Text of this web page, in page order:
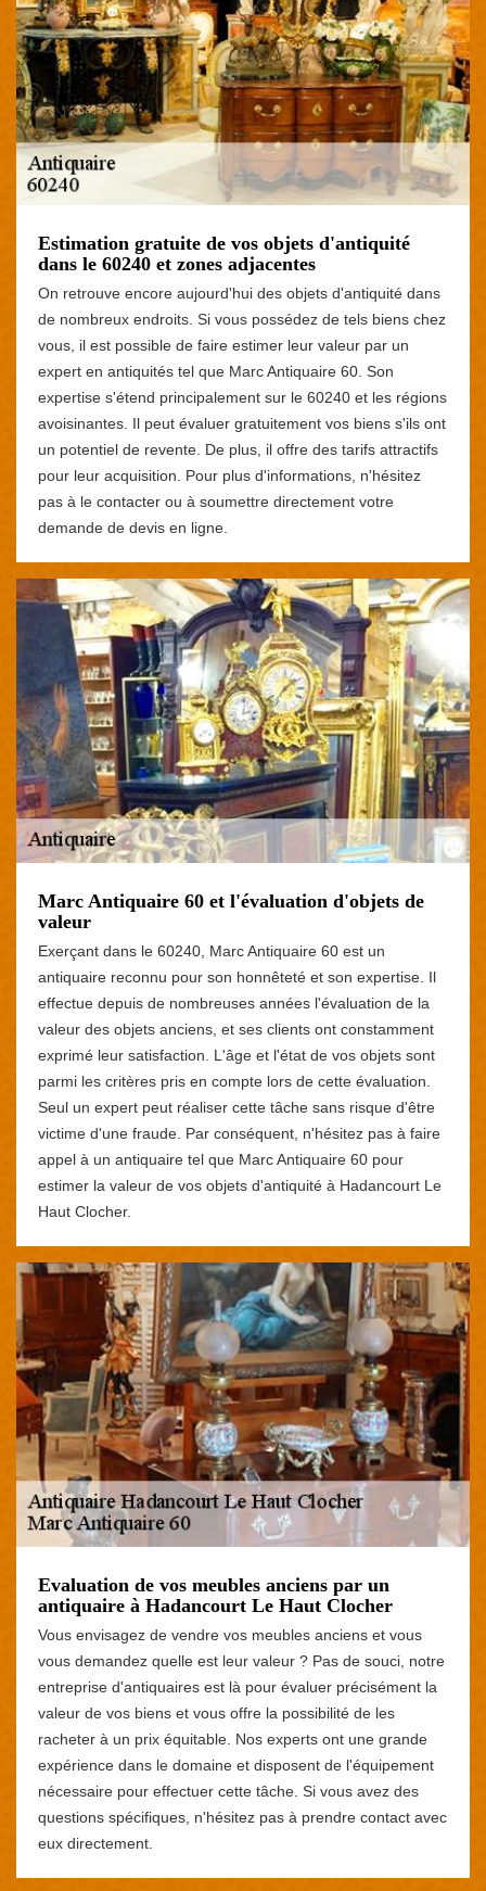
Estimation gratuite de vos objets d'antiquité
dans le 60240 et zones adjacentes
On retrouve encore aujourd'hui des objets d'antiquité dans
de nombreux endroits. Si vous possédez de tels biens chez
vous, il est possible de faire estimer leur valeur par un
expert en antiquités tel que Marc Antiquaire 60. Son
expertise s'étend principalement sur le 60240 et les régions
avoisinantes. Il peut évaluer gratuitement vos biens s'ils ont
un potentiel de revente. De plus, il offre des tarifs attractifs
pour leur acquisition. Pour plus d'informations, n'hésitez
pas à le contacter ou à soumettre directement votre
demande de devis en ligne.
Marc Antiquaire 60 et l'évaluation d'objets de
valeur
Exerçant dans le 60240, Marc Antiquaire 60 est un
antiquaire reconnu pour son honnêteté et son expertise. Il
effectue depuis de nombreuses années l'évaluation de la
valeur des objets anciens, et ses clients ont constamment
exprimé leur satisfaction. L'âge et l'état de vos objets sont
parmi les critères pris en compte lors de cette évaluation.
Seul un expert peut réaliser cette tâche sans risque d'être
victime d'une fraude. Par conséquent, n'hésitez pas à faire
appel à un antiquaire tel que Marc Antiquaire 60 pour
estimer la valeur de vos objets d'antiquité à Hadancourt Le
Haut Clocher.
Evaluation de vos meubles anciens par un
antiquaire à Hadancourt Le Haut Clocher
Vous envisagez de vendre vos meubles anciens et vous
vous demandez quelle est leur valeur ? Pas de souci, notre
entreprise d'antiquaires est là pour évaluer précisément la
valeur de vos biens et vous offre la possibilité de les
racheter à un prix équitable. Nos experts ont une grande
expérience dans le domaine et disposent de l'équipement
nécessaire pour effectuer cette tâche. Si vous avez des
questions spécifiques, n'hésitez pas à prendre contact avec
eux directement.